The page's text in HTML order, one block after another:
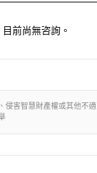
目前尚無咨詢。
侵害智慧財產權或其他不適